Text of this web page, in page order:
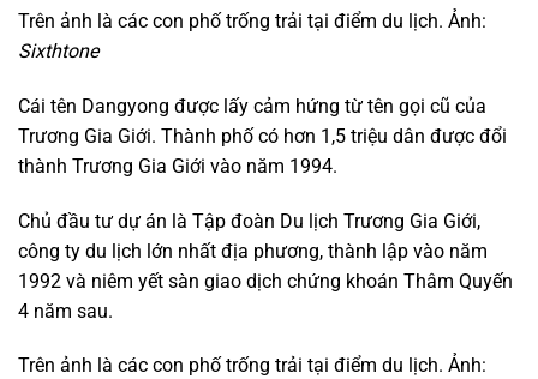
Trên ảnh là các con phố trống trải tại điểm du lịch. Ảnh:
Sixthtone
Cái tên Dangyong được lấy cảm hứng từ tên gọi cũ của
Trương Gia Giới. Thành phố có hơn 1,5 triệu dân được đổi
thành Trương Gia Giới vào năm 1994.
Chủ đầu tư dự án là Tập đoàn Du lịch Trương Gia Giới,
công ty du lịch lớn nhất địa phương, thành lập vào năm
1992 và niêm yết sàn giao dịch chứng khoán Thâm Quyến
4 năm sau.
Trên ảnh là các con phố trống trải tại điểm du lịch. Ảnh: